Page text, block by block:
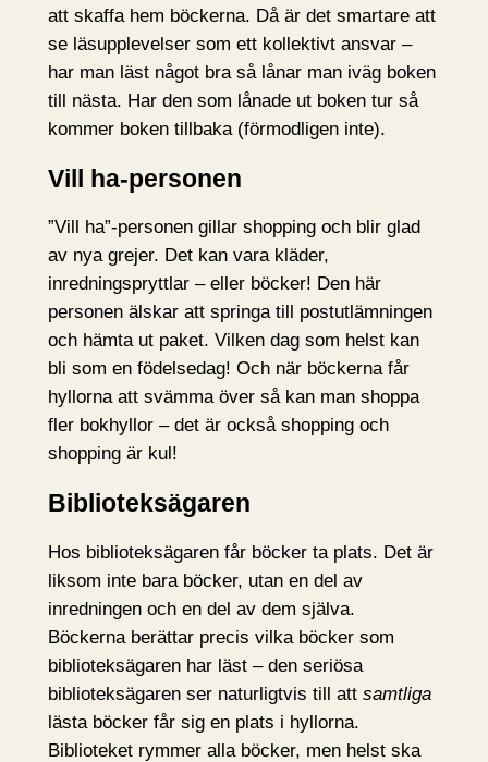
att skaffa hem böckerna. Då är det smartare att
se läsupplevelser som ett kollektivt ansvar –
har man läst något bra så lånar man iväg boken
till nästa. Har den som lånade ut boken tur så
kommer boken tillbaka (förmodligen inte).
Vill ha-personen
”Vill ha”-personen gillar shopping och blir glad
av nya grejer. Det kan vara kläder,
inredningspryttlar – eller böcker! Den här
personen älskar att springa till postutlämningen
och hämta ut paket. Vilken dag som helst kan
bli som en födelsedag! Och när böckerna får
hyllorna att svämma över så kan man shoppa
fler bokhyllor – det är också shopping och
shopping är kul!
Biblioteksägaren
Hos biblioteksägaren får böcker ta plats. Det är
liksom inte bara böcker, utan en del av
inredningen och en del av dem själva.
Böckerna berättar precis vilka böcker som
biblioteksägaren har läst – den seriösa
biblioteksägaren ser naturligtvis till att samtliga
lästa böcker får sig en plats i hyllorna.
Biblioteket rymmer alla böcker, men helst ska